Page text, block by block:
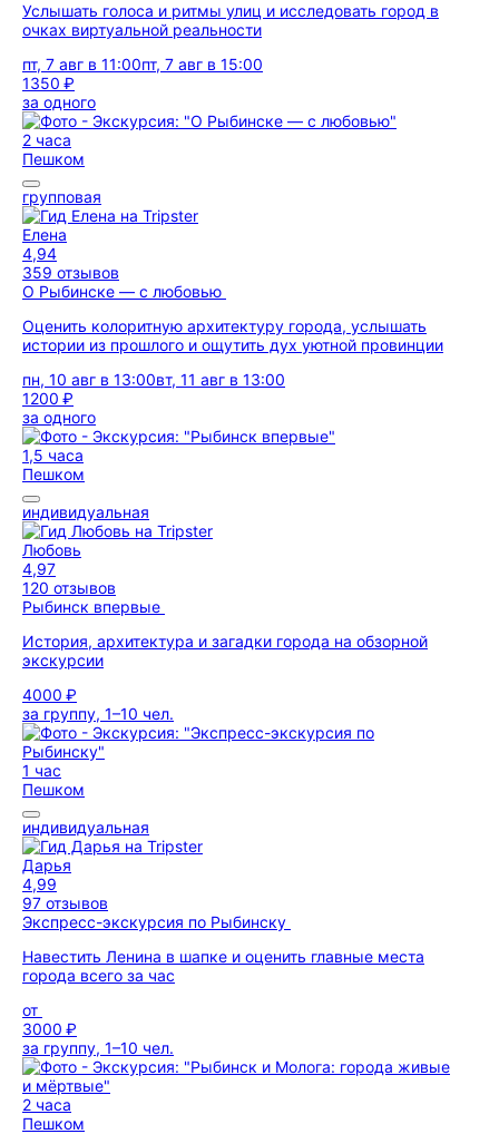
Услышать голоса и ритмы улиц и исследовать город в
очках виртуальной реальности
пт, 7 авг в 11:00пт, 7 авг в 15:00
1350 ₽
за одного
2 часа
Пешком
групповая
Елена
4,94
359 отзывов
О Рыбинске — с любовью
Оценить колоритную архитектуру города, услышать
истории из прошлого и ощутить дух уютной провинции
пн, 10 авг в 13:00вт, 11 авг в 13:00
1200 ₽
за одного
1,5 часа
Пешком
индивидуальная
Любовь
4,97
120 отзывов
Рыбинск впервые
История, архитектура и загадки города на обзорной
экскурсии
4000 ₽
за группу, 1–10 чел.
1 час
Пешком
индивидуальная
Дарья
4,99
97 отзывов
Экспресс-экскурсия по Рыбинску
Навестить Ленина в шапке и оценить главные места
города всего за час
от
3000 ₽
за группу, 1–10 чел.
2 часа
Пешком